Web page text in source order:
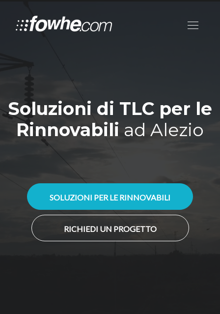
Soluzioni di TLC per le
Rinnovabili ad Alezio
SOLUZIONI PER LE RINNOVABILI
RICHIEDI UN PROGETTO